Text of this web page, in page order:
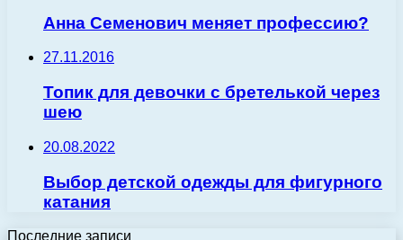
Анна Семенович меняет профессию?
27.11.2016
Топик для девочки с бретелькой через
шею
20.08.2022
Выбор детской одежды для фигурного
катания
Последние записи